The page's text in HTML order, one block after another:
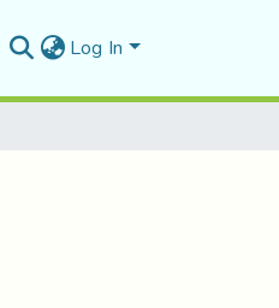
Log In